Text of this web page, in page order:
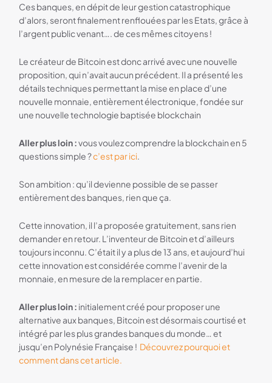
Ces banques, en dépit de leur gestion catastrophique
d’alors, seront finalement renflouées par les Etats, grâce à
l’argent public venant…. de ces mêmes citoyens !
Le créateur de Bitcoin est donc arrivé avec une nouvelle
proposition, qui n’avait aucun précédent. Il a présenté les
détails techniques permettant la mise en place d’une
nouvelle monnaie, entièrement électronique, fondée sur
une nouvelle technologie baptisée blockchain
Aller plus loin :vous voulez comprendre la blockchain en 5
questions simple ?c’est par ici.
Son ambition : qu’il devienne possible de se passer
entièrement des banques, rien que ça.
Cette innovation, il l’a proposée gratuitement, sans rien
demander en retour. L’inventeur de Bitcoin et d’ailleurs
toujours inconnu. C’était il y a plus de 13 ans, et aujourd’hui
cette innovation est considérée comme l’avenir de la
monnaie, en mesure de la remplacer en partie.
Aller plus loin : initialement créé pour proposer une
alternative aux banques, Bitcoin est désormais courtisé et
intégré par les plus grandes banques du monde… et
jusqu’en Polynésie Française ! Découvrez pourquoi et
comment dans cet article.